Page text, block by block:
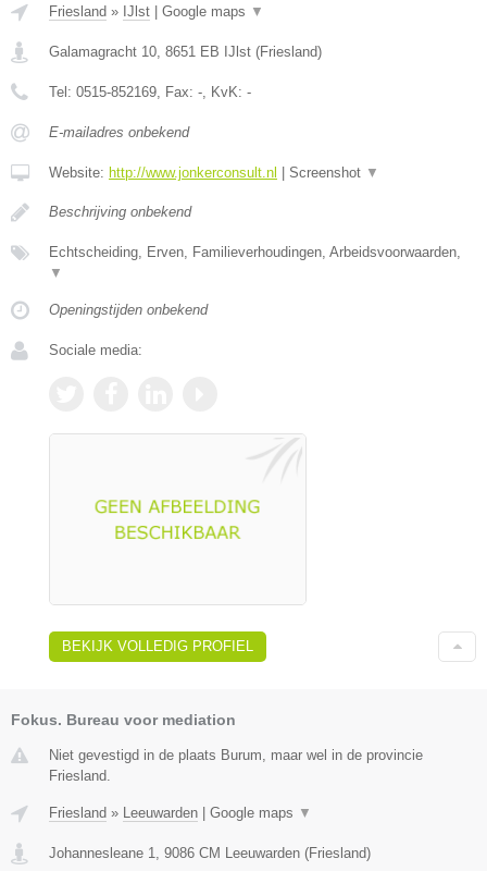
Friesland » IJlst | Google maps ▼
Galamagracht 10 8651 EB IJlst (Friesland)
Tel: 0515-852169 , Fax: - , KvK: -
E-mailadres onbekend
Website: http://www.jonkerconsult.nl | Screenshot ▼
Beschrijving onbekend
Echtscheiding, Erven, Familieverhoudingen, Arbeidsvoorwaarden,
▼
Openingstijden onbekend
Sociale media:
BEKIJK VOLLEDIG PROFIEL
Fokus. Bureau voor mediation
Niet gevestigd in de plaats Burum, maar wel in de provincie
Friesland.
Friesland » Leeuwarden Google maps ▼
Johannesleane 1, 9086 CM Leeuwarden (Friesland)